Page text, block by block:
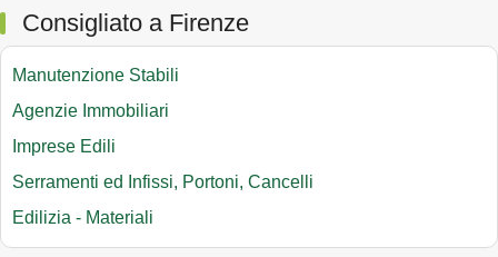
Consigliato a Firenze
Manutenzione Stabili
Agenzie Immobiliari
Imprese Edili
Serramenti ed Infissi, Portoni, Cancelli
Edilizia - Materiali